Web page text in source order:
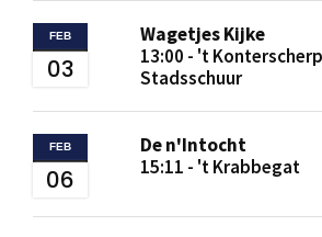
FEB
03
Wagetjes Kijke
13:00 - 't
Stadsschuur
FEB
06
De n'Intocht
15:11 - 't Krabbegat